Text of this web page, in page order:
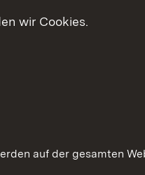
wir Cookies.
auf der gesamten